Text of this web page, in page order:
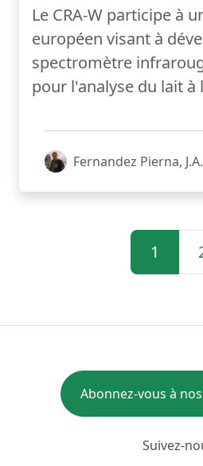
Le CRA-W participe à
européen visant à
spectromètre
pour l'analyse du lait à
Fernandez Pierna, J.A.
1
Abonnez-vous à
Suivez-